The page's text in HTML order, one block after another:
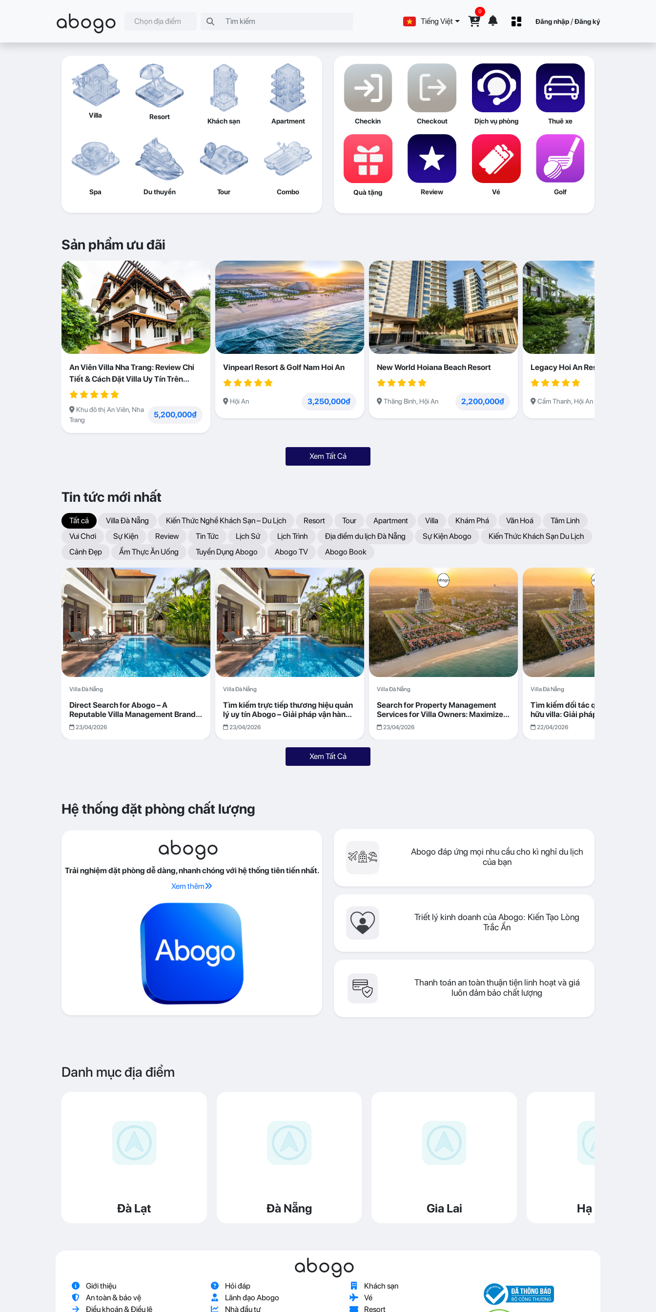
abogo Chọn địa điểm Tiếng Việt
0
Đăng nhập /Đăng ký
Villa Resort
Khách sạn Apartment
Spa Du thuyền Tour Combo
Checkin Checkout Dịch vụ phòng Thuê xe
Quà tặng Review Vé Golf
Sản phẩm ưu đãi
An Viên Villa Nha Trang: Review Chi
Tiết & Cách Đặt Villa Uy Tín Trên
Abogo
Khu đô thị An Viên, Nha
Trang
5,200,000₫
Vinpearl Resort & Golf Nam Hoi An
Hội An 3,250,000₫
New World Hoiana Beach Resort
Thăng Bình, Hội An 2,200,000₫
Legacy Hoi An Resort
Cẩm Thanh, Hội An
Xem Tất Cả
Tin tức mới nhất
Tất cả Villa Đà Nẵng Kiến Thức Nghề Khách Sạn – Du Lịch Resort Tour Apartment Villa Khám Phá Văn Hoá
Tâm Linh
Vui Chơi
Sự Kiện Review Tin Tức Lịch Sử Lịch Trình Địa điểm du lịch Đà Nẵng Sự Kiện Abogo
Kiến Thức Khách Sạn Du Lịch
Cảnh Đẹp
Ẩm Thực Ăn Uống Tuyển Dụng Abogo Abogo TV Abogo Book
Villa Đà Nẵng
Direct Search for Abogo – A
Reputable Villa Management Brand
with Transparent and Effective
Operations
23/04/2026
Villa Đà Nẵng
Tìm kiếm trực tiếp thương hiệu quản
lý uy tín Abogo – Giải pháp vận hành
villa hiệu quả, minh bạch
23/04/2026
Villa Đà Nẵng
Search for Property Management
Services for Villa Owners: Maximize
Returns with Abogo in Da Nang
23/04/2026
Villa Đà Nẵng
Tìm kiếm đối tác quản lý cho chủ sở
hữu villa: Giải pháp tối ưu lợi nhuận
cùng Abogo tại Đà Nẵng
22/04/2026
Xem Tất Cả
Hệ thống đặt phòng chất lượng
abogo
Trải nghiệm đặt phòng dễ dàng, nhanh chóng với hệ thống tiên tiến nhất.
Xem thêm
Abogo đáp ứng mọi nhu cầu cho kì nghỉ du lịch
của bạn
Triết lý kinh doanh của Abogo: Kiến Tạo Lòng
Trắc Ẩn
Thanh toán an toàn thuận tiện linh hoạt và giá
luôn đảm bảo chất lượng
Danh mục địa điểm
Đà Lạt Đà Nẵng Gia Lai Hạ Long
abogo
Giới thiệu
An toàn & bảo vệ
Điều khoản & Điều lệ
Hỏi đáp
Lãnh đạo Abogo
Nhà đầu tư
Khách sạn
Vé
Resort